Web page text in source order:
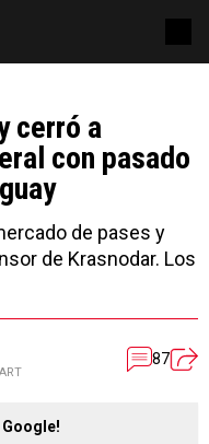
cerró a
con pasado
de pases y
de Krasnodar. Los
87
Google!